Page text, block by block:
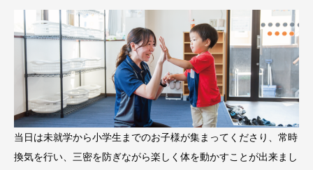
当日は未就学から小学生までのお子様が集まってくださり、常時
換気を行い、三密を防ぎながら楽しく体を動かすことが出来まし